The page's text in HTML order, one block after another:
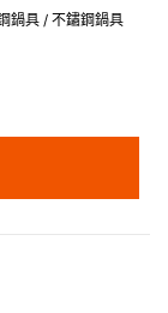
鍋具 / 不鏽鋼鍋具